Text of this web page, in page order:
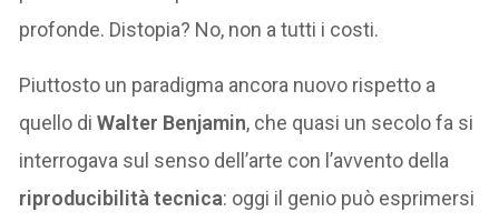
profonde. Distopia? No, non a tutti i costi.
Piuttosto un paradigma ancora nuovo rispetto a
quello diWalter Benjamin, che quasi un secolo fa si
interrogava sul senso dell’arte con l’avvento della
riproducibilità tecnica: oggi il genio può esprimersi